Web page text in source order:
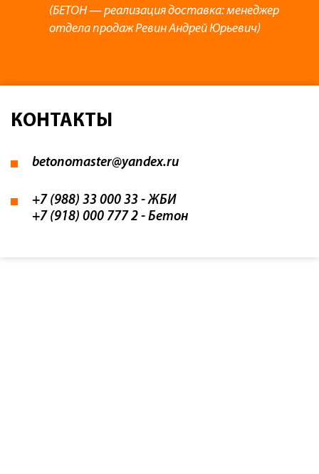
(БЕТОН — реализация доставка: менеджер
отдела продаж Ревин Андрей Юрьевич)
КОНТАКТЫ
betonomaster@yandex.ru
+7 (988) 33 000 33 - ЖБИ
+7 (918) 000 777 2 - Бетон